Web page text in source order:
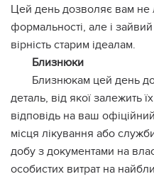
Цей день дозволяє вам не
формальності, але і
вірність старим ідеалам.
Близнюки
Близнюкам цей день
деталь, від якої залежить
відповідь на ваш
місця лікування або
добу з документами на
особистих витрат на